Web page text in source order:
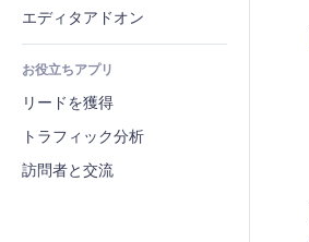
食品・飲料
電卓
検索
天気
チャート・テーブル
コミュニティィ
レビュー・お客さまの声
CRM
エディタアドオン
お役立ちアプリ
リードを獲得
トラフィック分析
訪問者と交流